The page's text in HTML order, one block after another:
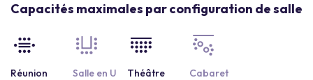
Capacités maximales par configuration de salle
Réunion Salle en U Théâtre Cabaret